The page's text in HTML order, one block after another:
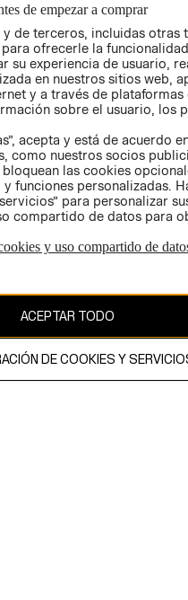
GIFT CARD
AVISO DE
de empezar a comprar
de terceros, incluidas otras
ofrecerle la
su experiencia de usuario,
en nuestros sitios web,
y a través de plataformas
sobre el usuario, los
acepta y está de acuerdo
como nuestros socios
bloquean las cookies
funciones personalizadas.
para personalizar
compartido de datos para
y uso compartido de
ACEPTAR TODO
DE COOKIES Y